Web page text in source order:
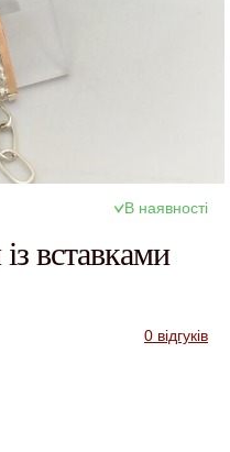
В наявності
вставками
0 відгуків